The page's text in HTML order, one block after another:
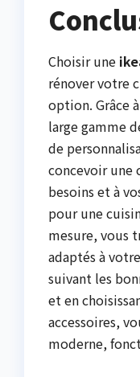
Choisir une
rénover votre
option. Grâce
large gamme
de
concevoir une
besoins et à
pour une
mesure, vous
adaptés à
suivant les
et en
accessoires,
moderne,